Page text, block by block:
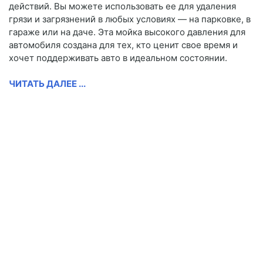
действий. Вы можете использовать ее для удаления
грязи и загрязнений в любых условиях — на парковке, в
гараже или на даче. Эта мойка высокого давления для
автомобиля создана для тех, кто ценит свое время и
хочет поддерживать авто в идеальном состоянии.
ЧИТАТЬ ДАЛЕЕ ...